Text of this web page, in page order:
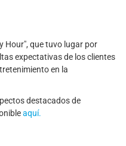
Hour", que tuvo lugar por
expectativas de los clientes
en la
destacados de
aquí.